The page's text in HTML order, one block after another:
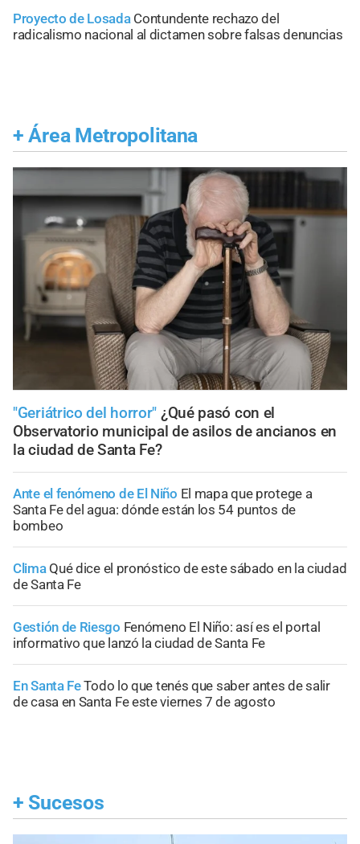
Proyecto de Losada Contundente rechazo del
radicalismo nacional al dictamen sobre falsas denuncias
+ Área Metropolitana
"Geriátrico del horror" ¿Qué pasó con el
Observatorio municipal de asilos de ancianos en
la ciudad de Santa Fe?
Ante el fenómeno de El Niño El mapa que protege a
Santa Fe del agua: dónde están los 54 puntos de
bombeo
Clima Qué dice el pronóstico de este sábado en la ciudad
de Santa Fe
Gestión de Riesgo Fenómeno El Niño: así es el portal
informativo que lanzó la ciudad de Santa Fe
En Santa FeTodo lo que tenés que saber antes de salir
de casa en Santa Fe este viernes 7 de agosto
+ Sucesos